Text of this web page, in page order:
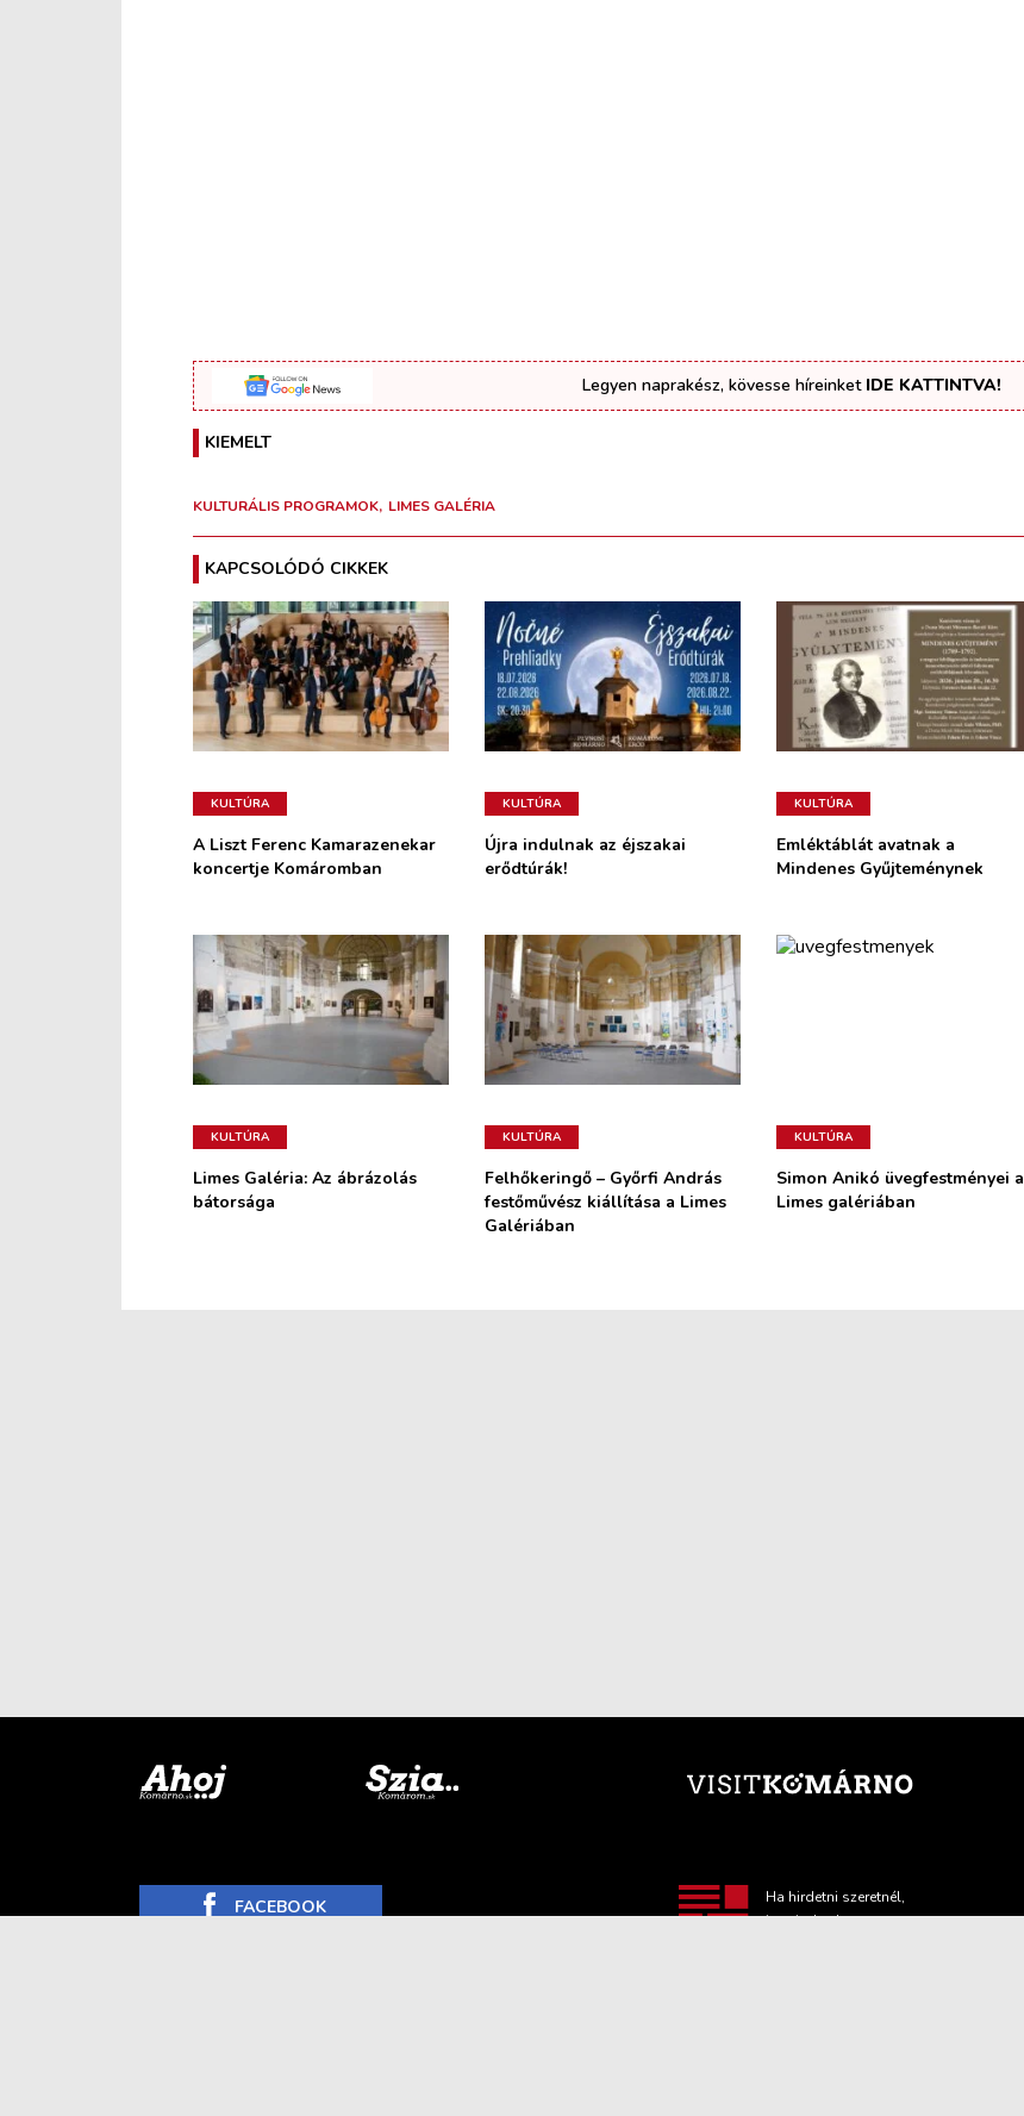
Legyen naprakész, kövesse híreinket IDE KATTINTVA!
KIEMELT
KULTURÁLIS PROGRAMOK LIMES GALÉRIA
KAPCSOLÓDÓ CIKKEK
KULTÚRA
A Liszt Ferenc Kamarazenekar
koncertje Komáromban
KULTÚRA
Újra indulnak az éjszakai
erődtúrák!
KULTÚRA
Emléktáblát avatnak a
Mindenes Gyűjteménynek
KULTÚRA
Limes Galéria: Az ábrázolás
bátorsága
KULTÚRA
Felhőkeringő – Győrfi András
festőművész kiállítása a Limes
Galériában
KULTÚRA
Simon Anikó üvegfestményei a
Limes galériában
FACEBOOK
Ha hirdetni szeretnél,
itt minden hasznos